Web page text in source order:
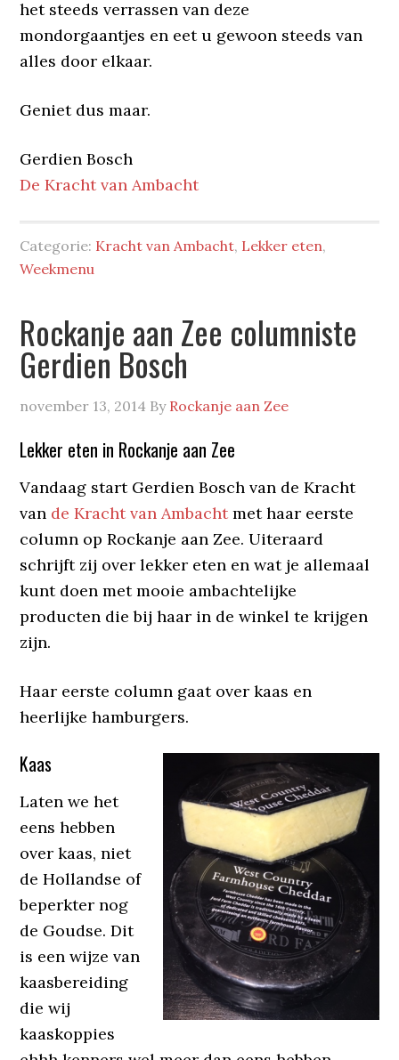
het steeds verrassen van deze
mondorgaantjes en eet u gewoon steeds van
alles door elkaar.
Geniet dus maar.
Gerdien Bosch
De Kracht van Ambacht
Categorie: Kracht van Ambacht, Lekker eten,
Weekmenu
Rockanje aan Zee columniste
Gerdien Bosch
november 13, 2014 By Rockanje aan Zee
Lekker eten in Rockanje aan Zee
Vandaag start Gerdien Bosch van de Kracht
van de Kracht van Ambachtmet haar eerste
column op Rockanje aan Zee. Uiteraard
schrijft zij over lekker eten en wat je allemaal
kunt doen met mooie ambachtelijke
producten die bij haar in de winkel te krijgen
zijn.
Haar eerste column gaat over kaas en
heerlijke hamburgers.
Kaas
Laten we het
eens hebben
over kaas, niet
de Hollandse of
beperkter nog
de Goudse. Dit
is een wijze van
kaasbereiding
die wij
kaaskoppies